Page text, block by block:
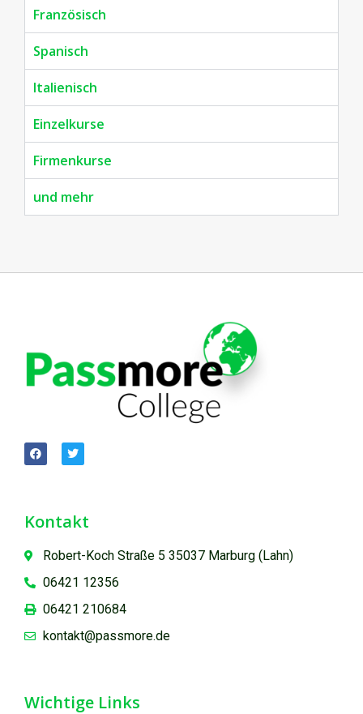
Französisch
Spanisch
Italienisch
Einzelkurse
Firmenkurse
und mehr
Kontakt
Robert-Koch Straße 5 35037 Marburg (Lahn)
06421 12356
06421 210684
kontakt@passmore.de
Wichtige Links